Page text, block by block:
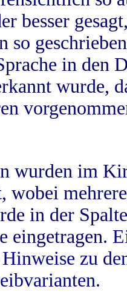
besser
so
in
wurde,
wurden im
wobei
in der
eingetragen.
zu